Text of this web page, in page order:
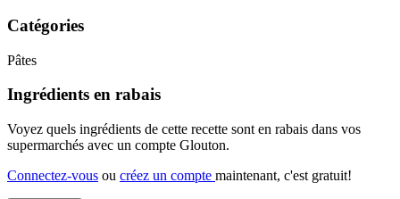
Catégories
Pâtes
Ingrédients en rabais
Voyez quels ingrédients de cette recette sont en rabais dans vos
supermarchés avec un compte Glouton.
Connectez-vous ou créez un compte maintenant, c'est gratuit!